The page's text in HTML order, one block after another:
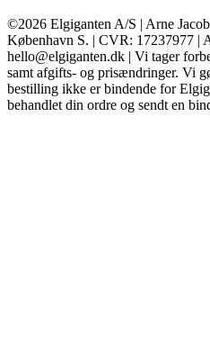
©2026 Elgiganten A/S | Arne
København S. | CVR: 17237977 |
hello@elgiganten.dk | Vi tager
samt afgifts- og prisændringer. Vi
bestilling ikke er bindende for
behandlet din ordre og sendt en